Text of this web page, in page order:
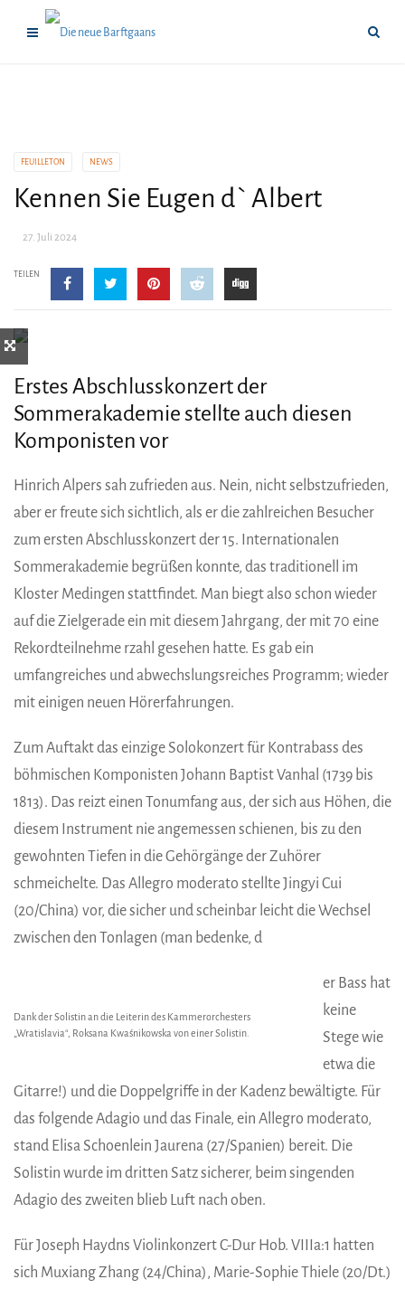
FEUILLETON NEWS
Kennen Sie Eugen d` Albert
27. Juli 2024
TEILEN
Erstes Abschlusskonzert der
Sommerakademie stellte auch diesen
Komponisten vor
Hinrich Alpers sah zufrieden aus. Nein, nicht selbstzufrieden,
aber er freute sich sichtlich, als er die zahlreichen Besucher
zum ersten Abschlusskonzert der 15. Internationalen
Sommerakademie begrüßen konnte, das traditionell im
Kloster Medingen stattfindet. Man biegt also schon wieder
auf die Zielgerade ein mit diesem Jahrgang, der mit 70 eine
Rekordteilnehme rzahl gesehen hatte. Es gab ein
umfangreiches und abwechslungsreiches Programm; wieder
mit einigen neuen Hörerfahrungen.
Zum Auftakt das einzige Solokonzert für Kontrabass des
böhmischen Komponisten Johann Baptist Vanhal (1739 bis
1813). Das reizt einen Tonumfang aus, der sich aus Höhen, die
diesem Instrument nie angemessen schienen, bis zu den
gewohnten Tiefen in die Gehörgänge der Zuhörer
schmeichelte. Das Allegro moderato stellte Jingyi Cui
(20/China) vor, die sicher und scheinbar leicht die Wechsel
zwischen den Tonlagen (man bedenke, d
Dank der Solistin an die Leiterin des Kammerorchesters
„Wratislavia“, Roksana Kwaśnikowska von einer Solistin.
er Bass hat
keine
Stege wie
etwa die
Gitarre!) und die Doppelgriffe in der Kadenz bewältigte. Für
das folgende Adagio und das Finale, ein Allegro moderato,
stand Elisa Schoenlein Jaurena (27/Spanien) bereit. Die
Solistin wurde im dritten Satz sicherer, beim singenden
Adagio des zweiten blieb Luft nach oben.
Für Joseph Haydns Violinkonzert C-Dur Hob. VIIIa:1 hatten
sich Muxiang Zhang (24/China), Marie-Sophie Thiele (20/Dt.)